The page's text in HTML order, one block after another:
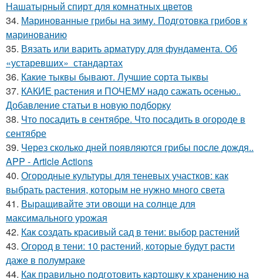
Нашатырный спирт для комнатных цветов
34. Маринованные грибы на зиму. Подготовка грибов к
маринованию
35. Вязать или варить арматуру для фундамента. Об
«устаревших» стандартах
36. Какие тыквы бывают. Лучшие сорта тыквы
37. КАКИЕ растения и ПОЧЕМУ надо сажать осенью..
Добавление статьи в новую подборку
38. Что посадить в сентябре. Что посадить в огороде в
сентябре
39. Через сколько дней появляются грибы после дождя..
APP - Article Actions
40. Огородные культуры для теневых участков: как
выбрать растения, которым не нужно много света
41. Выращивайте эти овощи на солнце для
максимального урожая
42. Как создать красивый сад в тени: выбор растений
43. Огород в тени: 10 растений, которые будут расти
даже в полумраке
44. Как правильно подготовить картошку к хранению на